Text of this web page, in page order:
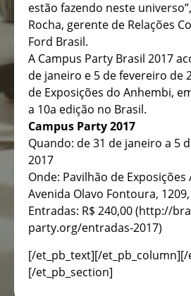
estão fazendo neste
Rocha, gerente de Relações
Ford Brasil.
A Campus Party Brasil 2017
de janeiro e 5 de fevereiro de
de Exposições do Anhembi,
a 10a edição no Brasil.
Campus Party 2017
Quando: de 31 de janeiro a 5
2017
Onde: Pavilhão de Exposições
Avenida Olavo Fontoura, 1209,
Entradas: R$ 240,00 (http://
party.org/entradas-2017)
[/et_pb_text][/et_pb_column][/
[/et_pb_section]